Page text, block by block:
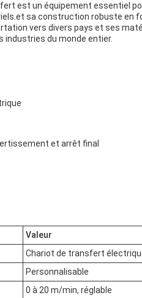
est un équipement essentiel
sa construction robuste en
vers divers pays et ses
industries du monde entier.
et arrêt final
Valeur
Chariot de transfert
Personnalisable
0 à 20 m/min, réglable